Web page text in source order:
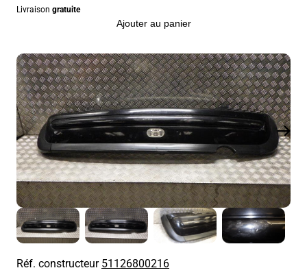
Livraison gratuite
Ajouter au panier
Réf. constructeur51126800216